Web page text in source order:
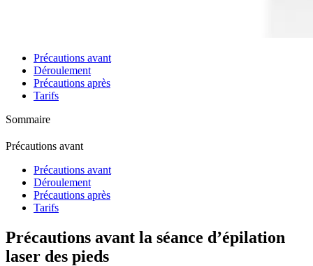
Précautions avant
Déroulement
Précautions après
Tarifs
Sommaire
Précautions avant
Précautions avant
Déroulement
Précautions après
Tarifs
Précautions avant la séance d’épilation
laser des pieds